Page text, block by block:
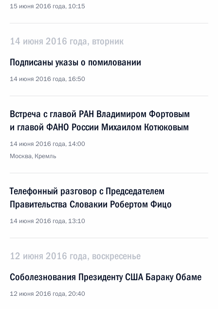
15 июня 2016 года, 10:15
14 июня 2016 года, вторник
Подписаны указы о помиловании
14 июня 2016 года, 16:50
Встреча с главой РАН Владимиром Фортовым
и главой ФАНО России Михаилом Котюковым
14 июня 2016 года, 14:00
Москва, Кремль
Телефонный разговор с Председателем
Правительства Словакии Робертом Фицо
14 июня 2016 года, 13:10
12 июня 2016 года, воскресенье
Соболезнования Президенту США Бараку Обаме
12 июня 2016 года, 20:40